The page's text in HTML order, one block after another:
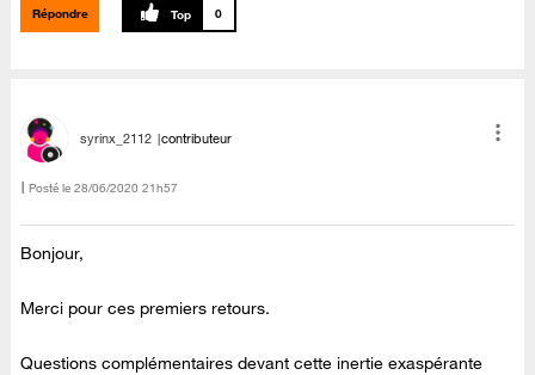
Répondre 0
syrinx_2112 contributeur
Posté le ‎28/06/2020 21h57
Bonjour,
Merci pour ces premiers retours.
Questions complémentaires devant cette inertie exaspérante